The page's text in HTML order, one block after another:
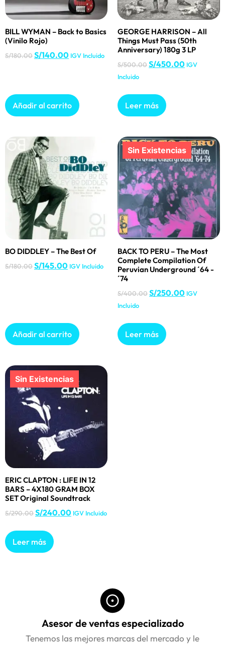
BILL WYMAN – Back to Basics
(Vinilo Rojo)
S/180.00S/140.00 IGV Incluido
Añadir al carrito
GEORGE HARRISON – All
Things Must Pass (50th
Anniversary) 180g 3 LP
S/500.00S/450.00 IGV
Incluido
Leer más
BO DIDDLEY – The Best Of
S/180.00S/145.00 IGV Incluido
Añadir al carrito
BACK TO PERU – The Most
Complete Compilation Of
Peruvian Underground ´64 -
´74
S/400.00S/250.00 IGV
Incluido
Leer más
ERIC CLAPTON : LIFE IN 12
BARS – 4X180 GRAM BOX
SET Original Soundtrack
S/290.00S/240.00 IGV Incluido
Leer más
Asesor de ventas especializado
Tenemos las mejores marcas del mercado y le